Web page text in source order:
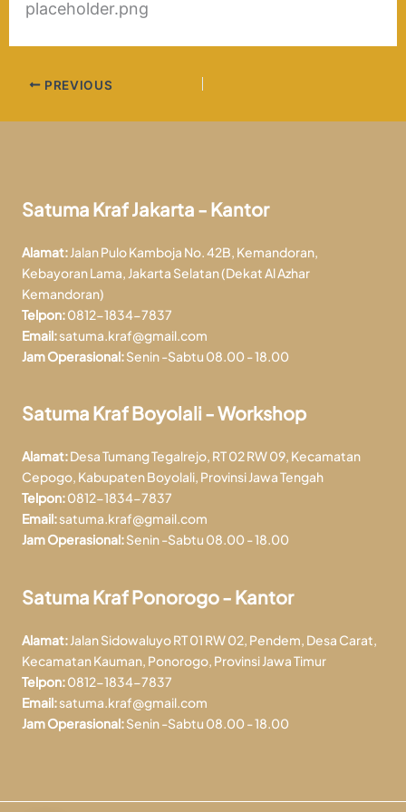
placeholder.png
PREVIOUS
Satuma Kraf Jakarta - Kantor
Alamat:Jalan Pulo Kamboja No. 42B, Kemandoran,
Kebayoran Lama, Jakarta Selatan (Dekat Al Azhar
Kemandoran)
Telpon:0812-1834-7837
Email:satuma.kraf@gmail.com
Jam Operasional:Senin -Sabtu 08.00 - 18.00
Satuma Kraf Boyolali - Workshop
Alamat:Desa Tumang Tegalrejo, RT 02 RW 09, Kecamatan
Cepogo, Kabupaten Boyolali, Provinsi Jawa Tengah
Telpon:0812-1834-7837
Email:satuma.kraf@gmail.com
Jam Operasional:Senin -Sabtu 08.00 - 18.00
Satuma Kraf Ponorogo - Kantor
Alamat:Jalan Sidowaluyo RT 01 RW 02, Pendem, Desa Carat,
Kecamatan Kauman, Ponorogo, Provinsi Jawa Timur
Telpon:0812-1834-7837
Email:satuma.kraf@gmail.com
Jam Operasional:Senin -Sabtu 08.00 - 18.00